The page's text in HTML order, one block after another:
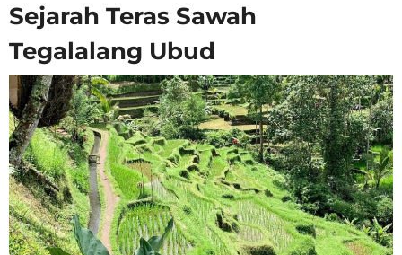
Sejarah Teras Sawah
Tegalalang Ubud